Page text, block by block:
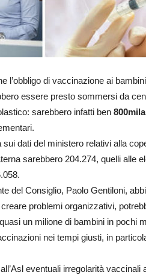
l’obbligo di vaccinazione ai
essere presto sommersi da
sarebbero infatti ben
dati del ministero relativi alla
sarebbero 204.274, quelli alle
del Consiglio, Paolo Gentiloni,
problemi organizzativi,
un milione di bambini in pochi
nei tempi giusti, in
eventuali irregolarità vaccinali